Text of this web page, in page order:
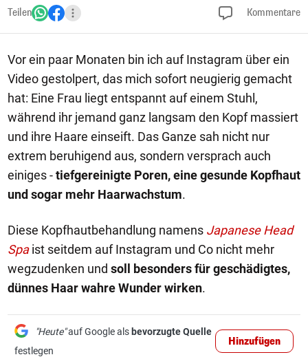
Teilen Kommentare
Vor ein paar Monaten bin ich auf Instagram über ein
Video gestolpert, das mich sofort neugierig gemacht
hat: Eine Frau liegt entspannt auf einem Stuhl,
während ihr jemand ganz langsam den Kopf massiert
und ihre Haare einseift. Das Ganze sah nicht nur
extrem beruhigend aus, sondern versprach auch
einiges -tiefgereinigte Poren, eine gesunde Kopfhaut
und sogar mehr Haarwachstum.
Diese Kopfhautbehandlung namens Japanese Head
Spaist seitdem auf Instagram und Co nicht mehr
wegzudenken und soll
besonders für geschädigtes,
dünnes Haar wahre Wunder wirken.
"Heute"auf Google als bevorzugte Quelle
festlegen
Hinzufügen